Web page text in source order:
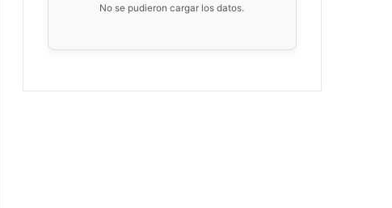
No se pudieron cargar los datos.